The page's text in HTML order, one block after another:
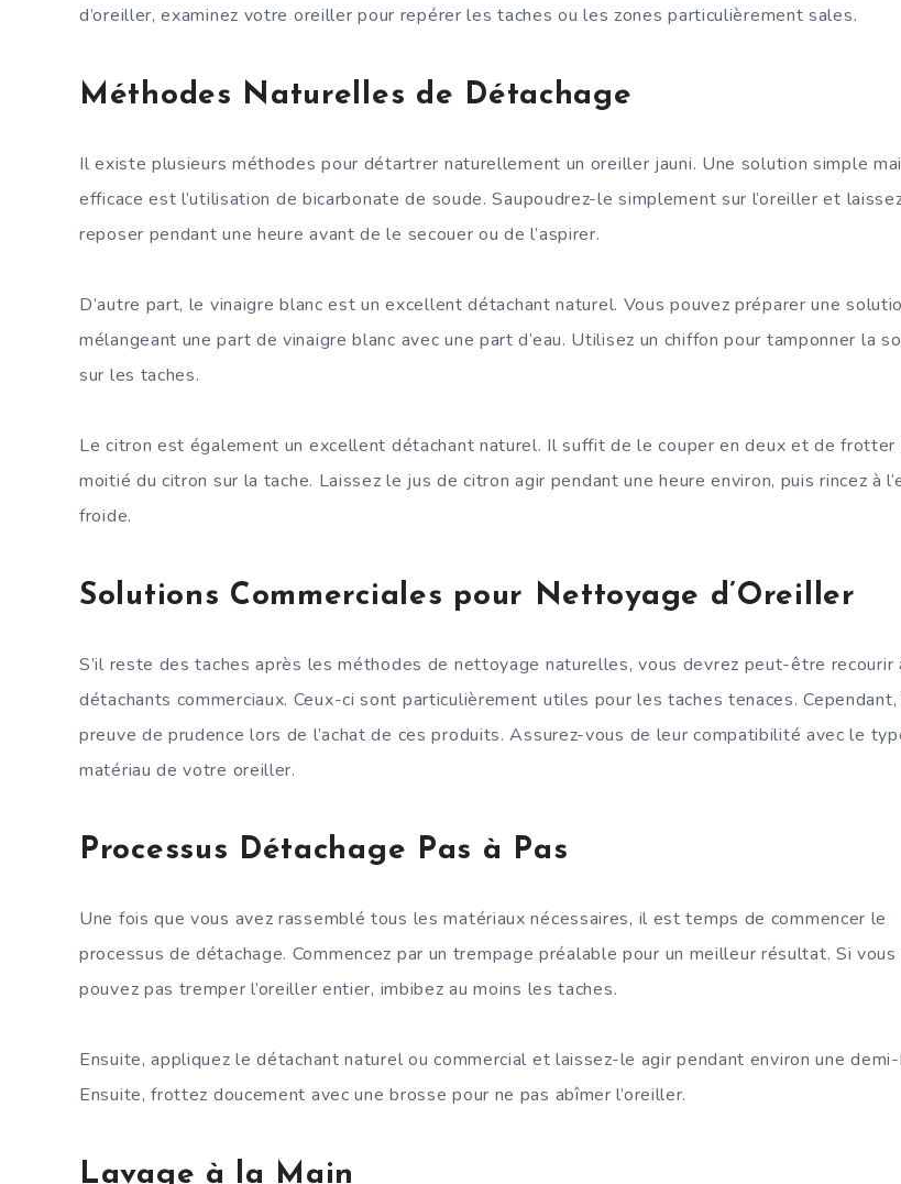
d’oreiller, examinez votre oreiller pour repérer les taches ou les zones particulièrement sales.
Méthodes Naturelles de Détachage
Il existe plusieurs méthodes pour détartrer naturellement un oreiller jauni. Une solution simple
efficace est l’utilisation de bicarbonate de soude. Saupoudrez-le simplement sur l’oreiller et
reposer pendant une heure avant de le secouer ou de l’aspirer.
D’autre part, le vinaigre blanc est un excellent détachant naturel. Vous pouvez préparer une
mélangeant une part de vinaigre blanc avec une part d’eau. Utilisez un chiffon pour tamponner la
sur les taches.
Le citron est également un excellent détachant naturel. Il suffit de le couper en deux et de frotter
moitié du citron sur la tache. Laissez le jus de citron agir pendant une heure environ, puis rincez à
froide.
Solutions Commerciales pour Nettoyage d’Oreiller
S’il reste des taches après les méthodes de nettoyage naturelles, vous devrez peut-être recourir
détachants commerciaux. Ceux-ci sont particulièrement utiles pour les taches tenaces.
preuve de prudence lors de l’achat de ces produits. Assurez-vous de leur compatibilité avec le
matériau de votre oreiller.
Processus Détachage Pas à Pas
Une fois que vous avez rassemblé tous les matériaux nécessaires, il est temps de commencer le
processus de détachage. Commencez par un trempage préalable pour un meilleur résultat. Si vous
pouvez pas tremper l’oreiller entier, imbibez au moins les taches.
Ensuite, appliquez le détachant naturel ou commercial et laissez-le agir pendant environ une demi-
Ensuite, frottez doucement avec une brosse pour ne pas abîmer l’oreiller.
Lavage à la Main